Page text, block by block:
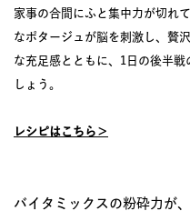
家事の合間にふと集中力が切れ
なポタージュが脳を刺激し、贅
な充足感とともに、1日の後半
しょう。
レシピはこちら＞
バイタミックスの粉砕力が